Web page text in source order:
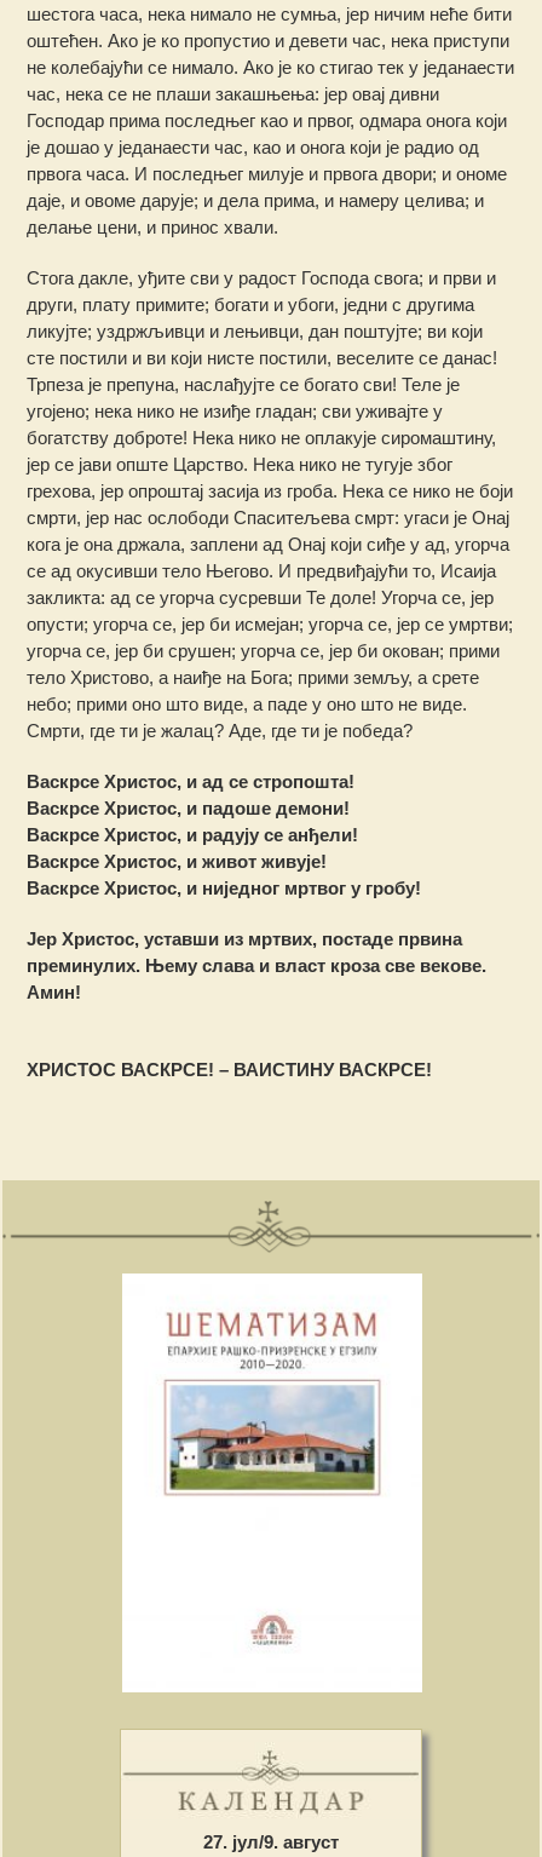
шестога часа, нека нимало не сумња, јер ничим неће бити
оштећен. Ако је ко пропустио и девети час, нека приступи
не колебајући се нимало. Ако је ко стигао тек у једанаести
час, нека се не плаши закашњења: јер овај дивни
Господар прима последњег као и првог, одмара онога који
је дошао у једанаести час, као и онога који је радио од
првога часа. И последњег милује и првога двори; и ономе
даје, и овоме дарује; и дела прима, и намеру целива; и
делање цени, и принос хвали.
Стога дакле, уђите сви у радост Господа свога; и први и
други, плату примите; богати и убоги, једни с другима
ликујте; уздржљивци и лењивци, дан поштујте; ви који
сте постили и ви који нисте постили, веселите се данас!
Трпеза је препуна, наслађујте се богато сви! Теле је
угојено; нека нико не изиђе гладан; сви уживајте у
богатству доброте! Нека нико не оплакује сиромаштину,
јер се јави опште Царство. Нека нико не тугује због
грехова, јер опроштај засија из гроба. Нека се нико не боји
смрти, јер нас ослободи Спаситељева смрт: угаси је Онај
кога је она држала, заплени ад Онај који сиђе у ад, угорча
се ад окусивши тело Његово. И предвиђајући то, Исаија
закликта: ад се угорча сусревши Те доле! Угорча се, јер
опусти; угорча се, јер би исмејан; угорча се, јер се умртви;
угорча се, јер би срушен; угорча се, јер би окован; прими
тело Христово, а наиђе на Бога; прими земљу, а срете
небо; прими оно што виде, а паде у оно што не виде.
Смрти, где ти је жалац? Аде, где ти је победа?
Васкрсе Христос, и ад се стропошта!
Васкрсе Христос, и падоше демони!
Васкрсе Христос, и радују се анђели!
Васкрсе Христос, и живот живује!
Васкрсе Христос, и ниједног мртвог у гробу!
Јер Христос, уставши из мртвих, постаде првина
преминулих. Њему слава и власт кроза све векове.
Амин!
ХРИСТОС ВАСКРСЕ! – ВАИСТИНУ ВАСКРСЕ!
27. јул/9. август